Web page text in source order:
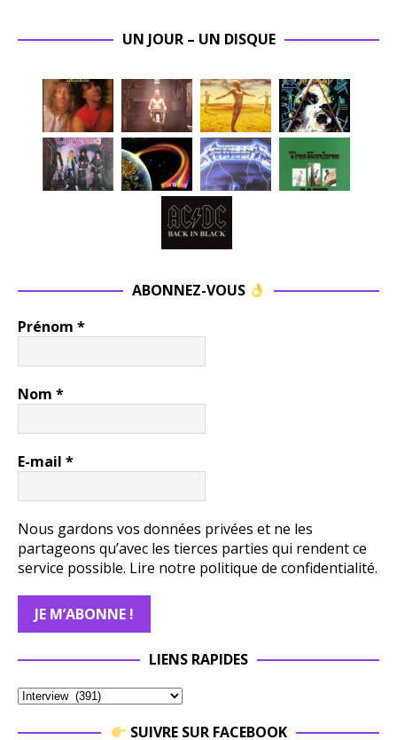
UN JOUR – UN DISQUE
ABONNEZ-VOUS
Prénom *
Nom *
E-mail *
Nous gardons vos données privées et ne les
partageons qu’avec les tierces parties qui rendent ce
service possible. Lire notre politique de confidentialité.
LIENS RAPIDES
SUIVRE SUR FACEBOOK